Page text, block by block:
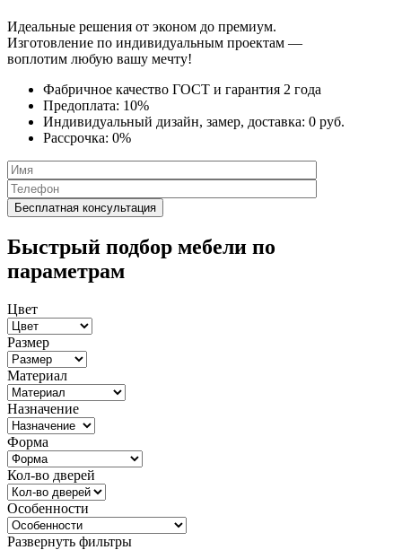
Идеальные решения от эконом до премиум.
Изготовление по индивидуальным проектам —
воплотим любую вашу мечту!
Фабричное качество ГОСТ и гарантия 2 года
Предоплата: 10%
Индивидуальный дизайн, замер, доставка: 0 руб.
Рассрочка: 0%
Быстрый подбор мебели по
параметрам
Цвет
Размер
Материал
Назначение
Форма
Кол-во дверей
Особенности
Развернуть фильтры